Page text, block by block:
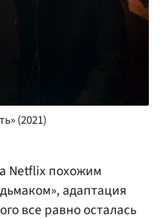
(2021)
Netflix похожим
адаптация
все равно осталась